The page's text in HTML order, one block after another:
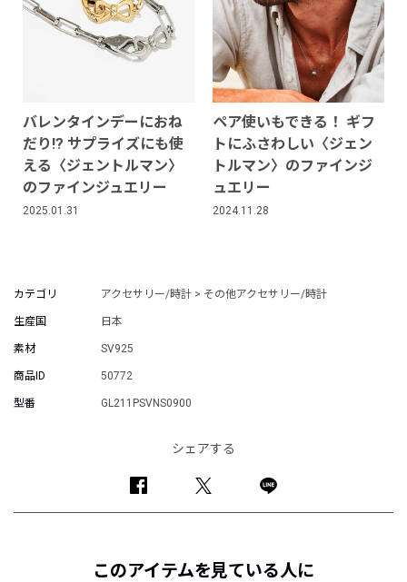
バレンタインデーにおね
だり!? サプライズにも使
える〈ジェントルマン〉
のファインジュエリー
2025.01.31
ペア使いもできる！ ギフ
トにふさわしい〈ジェン
トルマン〉のファインジ
ュエリー
2024.11.28
カテゴリ アクセサリー/時計 > その他アクセサリー/時計
生産国 日本
素材 SV925
商品ID 50772
型番 GL211PSVNS0900
シェアする
このアイテムを見ている人に